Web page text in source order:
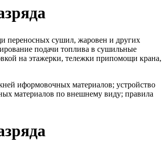
переносных сушил, жаровен и других
подачи топлива в сушильные
на этажерки, тележки припомощи крана,
иформовочных материалов; устройство
материалов по внешнему виду; правила